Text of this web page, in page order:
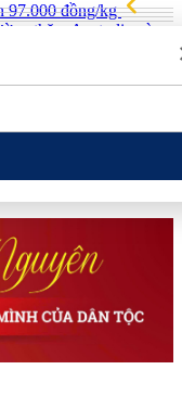
97.000 đồng/kg
thăm Australia và
lý đến cùng các